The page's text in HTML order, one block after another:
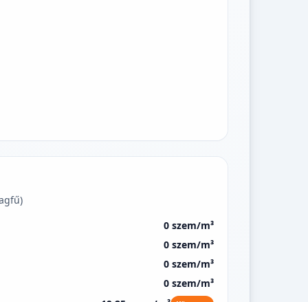
0 szem/m³
0 szem/m³
0 szem/m³
0 szem/m³